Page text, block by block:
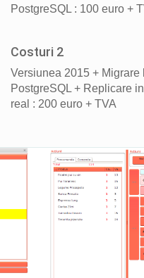
PostgreSQL : 100 euro +
Costuri 2
Versiunea 2015 + Migrare
PostgreSQL + Replicare
real : 200 euro + TVA